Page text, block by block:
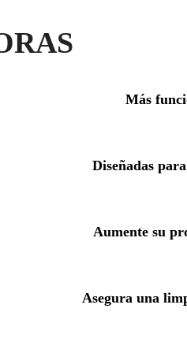
Más
Diseñadas
Aumente su
Asegura una